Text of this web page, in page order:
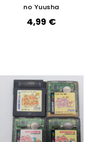
no Yuusha
4,99 €